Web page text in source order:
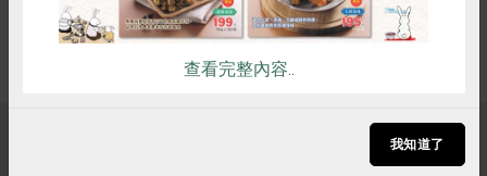
查看完整內容..
我知道了